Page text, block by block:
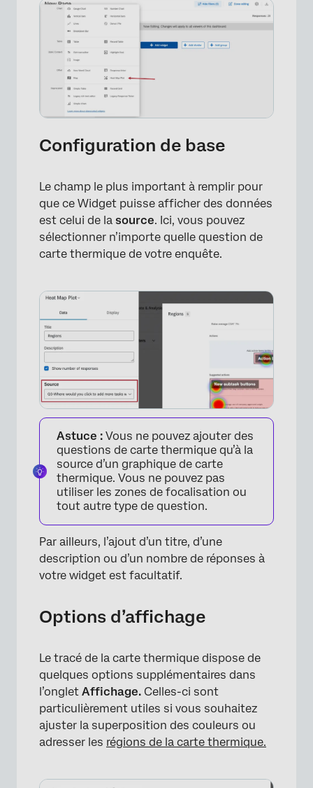
×
Configuration de base
Le champ le plus important à remplir pour
que ce Widget puisse afficher des données
est celui de la source. Ici, vous pouvez
sélectionner n’importe quelle question de
carte thermique de votre enquête.
×
Astuce : Vous ne pouvez ajouter des
questions de carte thermique qu’à la
source d’un graphique de carte
thermique. Vous ne pouvez pas
utiliser les zones de focalisation ou
tout autre type de question.
Par ailleurs, l’ajout d’un titre, d’une
description ou d’un nombre de réponses à
votre widget est facultatif.
Options d’affichage
Le tracé de la carte thermique dispose de
quelques options supplémentaires dans
l’onglet Affichage. Celles-ci sont
particulièrement utiles si vous souhaitez
ajuster la superposition des couleurs ou
adresser les régions de la carte thermique.